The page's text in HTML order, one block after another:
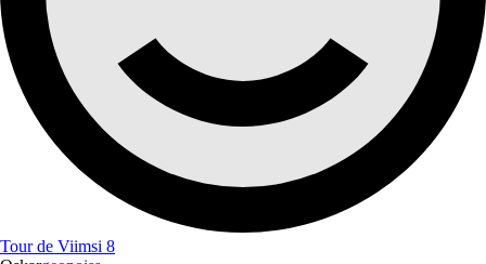
Tour de Viimsi 8